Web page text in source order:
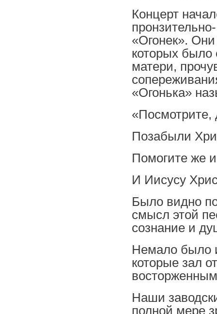
Концерт
«Огонек».
которых было
матери,
«Огонька»
«Посмотрите,
Позабыли
Помогите же
И Иисусу
Было видно
смысл этой
сознание и
Немало было
которые зал
Наши
полной мере